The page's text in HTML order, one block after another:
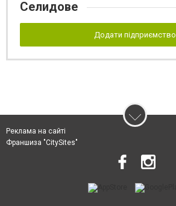
Селидове
Додати підприємство
Реклама на сайті
Франшиза "CitySites"